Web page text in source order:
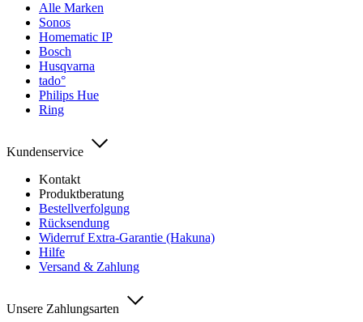
Alle Marken
Sonos
Homematic IP
Bosch
Husqvarna
tado°
Philips Hue
Ring
Kundenservice
Kontakt
Produktberatung
Bestellverfolgung
Rücksendung
Widerruf Extra-Garantie (Hakuna)
Hilfe
Versand & Zahlung
Unsere Zahlungsarten